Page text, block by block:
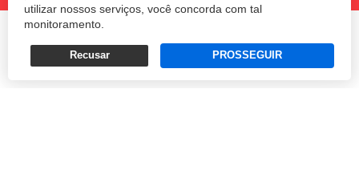
utilizar nossos serviços, você concorda com tal
monitoramento.
Recusar PROSSEGUIR
Termos e Políticas de Uso Privacidade